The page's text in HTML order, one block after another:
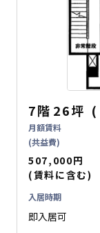
7階 26坪 (
月額賃料
(共益費)
507,000円
(賃料に含む)
入居時期
即入居可